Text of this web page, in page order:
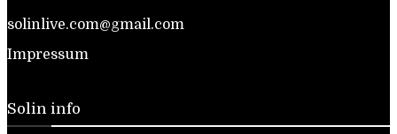
solinlive.com@gmail.com
Impressum
Solin info